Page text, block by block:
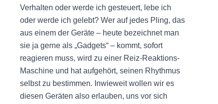
Verhalten oder werde ich gesteuert, lebe ich
oder werde ich gelebt? Wer auf jedes Pling, das
aus einem der Geräte – heute bezeichnet man
sie ja gerne als „Gadgets“ – kommt, sofort
reagieren muss, wird zu einer Reiz-Reaktions-
Maschine und hat aufgehört, seinen Rhythmus
selbst zu bestimmen. Inwieweit wollen wir es
diesen Geräten also erlauben, uns vor sich